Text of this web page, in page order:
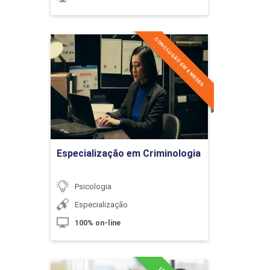
10h
O Processo do Envelhecimento
Introdução à Geriatria e Gerontologia
10h
Especialização em Criminologia
CONCLUSÃO EM 6 MESES
Psicologia
Especialização
100% on-line
Especialização em
Criminologia
Detalhes do curso
Ir para Inscrição